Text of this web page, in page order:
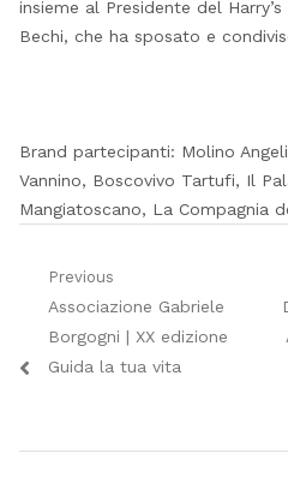
insieme al Presidente del
Bechi, che ha sposato e
Brand partecipanti: Molino
Vannino, Boscovivo Tartufi, Il
Mangiatoscano, La Compagnia
Navigazione
articoli
Previous
Previous
post:
Associazione Gabriele
Borgogni | XX edizione
Guida la tua vita